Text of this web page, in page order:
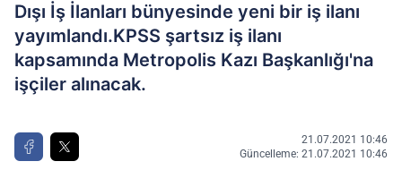
Dışı İş İlanları bünyesinde yeni bir iş ilanı
yayımlandı.KPSS şartsız iş ilanı
kapsamında Metropolis Kazı Başkanlığı'na
işçiler alınacak.
21.07.2021 10:46
Güncelleme: 21.07.2021 10:46